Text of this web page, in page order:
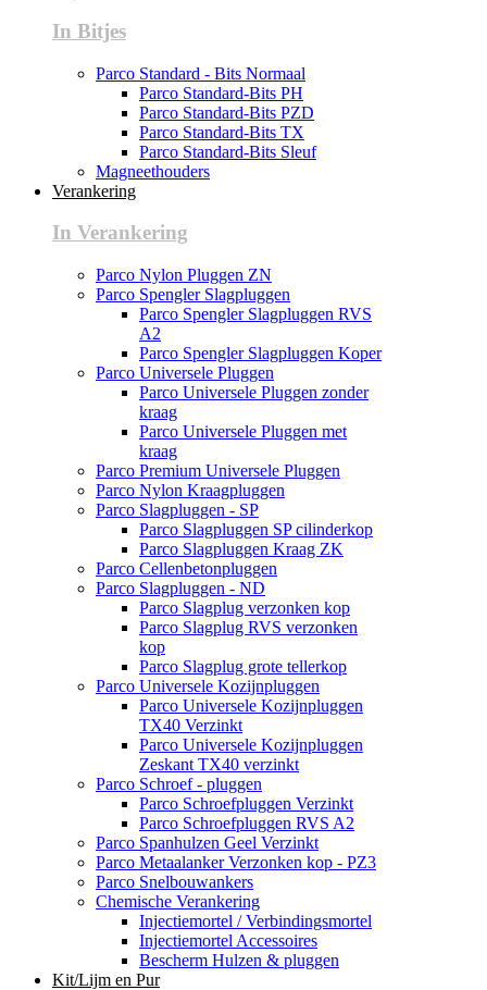
In Bitjes
Parco Standard - Bits Normaal
Parco Standard-Bits PH
Parco Standard-Bits PZD
Parco Standard-Bits TX
Parco Standard-Bits Sleuf
Magneethouders
Verankering
In Verankering
Parco Nylon Pluggen ZN
Parco Spengler Slagpluggen
Parco Spengler Slagpluggen RVS
A2
Parco Spengler Slagpluggen Koper
Parco Universele Pluggen
Parco Universele Pluggen zonder
kraag
Parco Universele Pluggen met
kraag
Parco Premium Universele Pluggen
Parco Nylon Kraagpluggen
Parco Slagpluggen - SP
Parco Slagpluggen SP cilinderkop
Parco Slagpluggen Kraag ZK
Parco Cellenbetonpluggen
Parco Slagpluggen - ND
Parco Slagplug verzonken kop
Parco Slagplug RVS verzonken
kop
Parco Slagplug grote tellerkop
Parco Universele Kozijnpluggen
Parco Universele Kozijnpluggen
TX40 Verzinkt
Parco Universele Kozijnpluggen
Zeskant TX40 verzinkt
Parco Schroef - pluggen
Parco Schroefpluggen Verzinkt
Parco Schroefpluggen RVS A2
Parco Spanhulzen Geel Verzinkt
Parco Metaalanker Verzonken kop - PZ3
Parco Snelbouwankers
Chemische Verankering
Injectiemortel / Verbindingsmortel
Injectiemortel Accessoires
Bescherm Hulzen & pluggen
Kit/Lijm en Pur